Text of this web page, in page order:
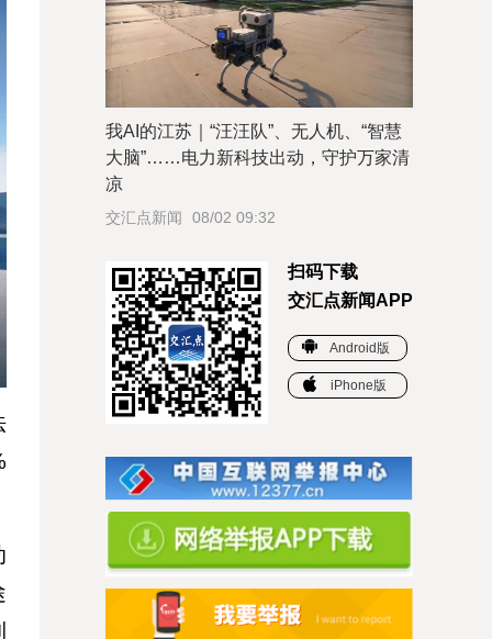
我AI的江苏｜“汪汪队”、无人机、“智慧
大脑”……电力新科技出动，守护万家清
凉
交汇点新闻 08/02 09:32
扫码下载
交汇点新闻APP
Android版
iPhone版